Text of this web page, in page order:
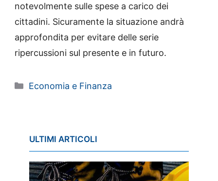
notevolmente sulle spese a carico dei
cittadini. Sicuramente la situazione andrà
approfondita per evitare delle serie
ripercussioni sul presente e in futuro.
Categorie
Economia e Finanza
ULTIMI ARTICOLI